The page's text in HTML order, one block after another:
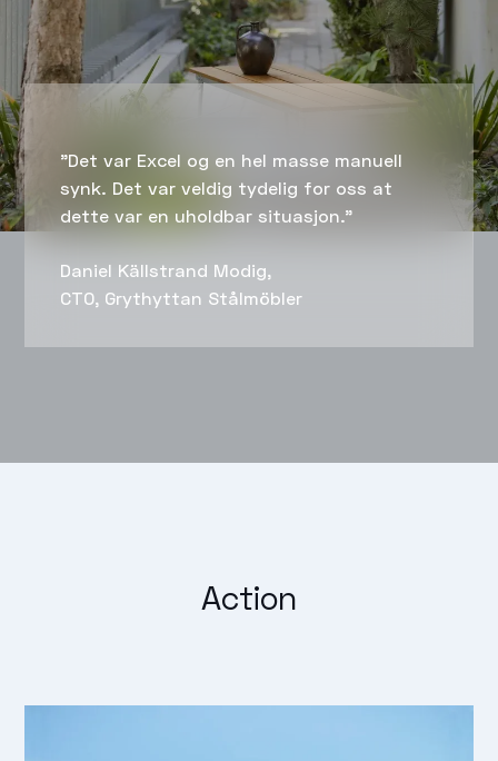
"Det var Excel og en hel masse manuell
synk. Det var veldig tydelig for oss at
dette var en uholdbar situasjon."
Daniel Källstrand Modig,
CTO, Grythyttan Stålmöbler
Action